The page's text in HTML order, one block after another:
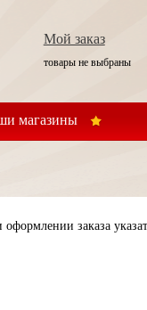
магазины
Мой заказ
товары не выбраны
заказа